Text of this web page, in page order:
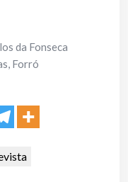
da Fonseca
, Forró